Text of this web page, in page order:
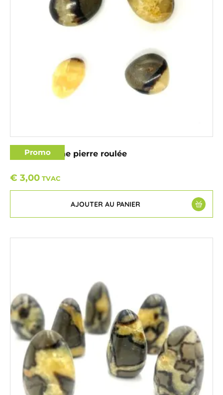
Promo
Septaria jaune pierre roulée
€ 3,00 TVAC
AJOUTER AU PANIER